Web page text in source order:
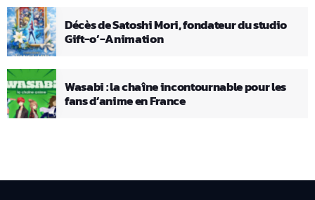
Décès de Satoshi Mori, fondateur du studio
Gift-o’-Animation
Wasabi : la chaîne incontournable pour les
fans d’anime en France